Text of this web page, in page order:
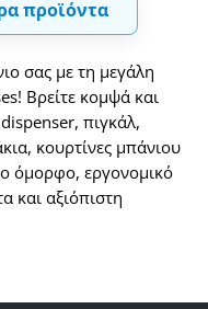
σας με τη μεγάλη
Βρείτε κομψά και
πιγκάλ,
κουρτίνες μπάνιου
όμορφο, εργονομικό
και αξιόπιστη
προϊόντα